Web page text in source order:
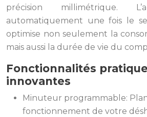
précision millimétrique.
automatiquement une fois le
optimise non seulement la
mais aussi la durée de vie du
Fonctionnalités
innovantes
Minuteur programmable:
fonctionnement de votre